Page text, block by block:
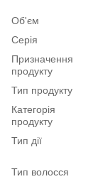
Об'єм
Серія
Призначення
продукту
Тип продукту
Категорія
продукту
Тип дії
Тип волосся